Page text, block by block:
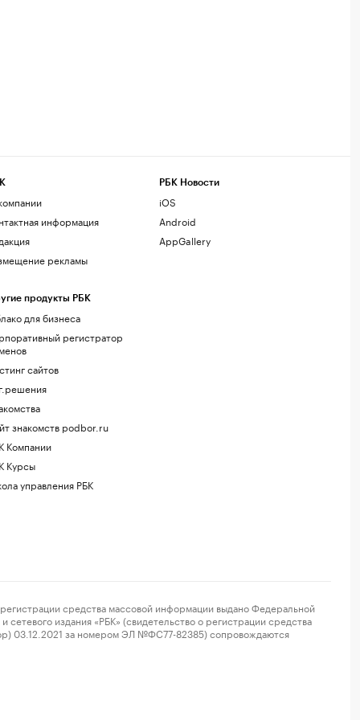
информация
рекламы
продукты РБК
для бизнеса
регистратор
сайтов
знакомств podbor.ru
Компании
Курсы
управления РБК
РБК Новости
iOS
Android
AppGallery
средства массовой информации выдано Федеральной
издания «РБК» (свидетельство о регистрации средства
03.12.2021 за номером ЭЛ №ФС77-82385) сопровождаются